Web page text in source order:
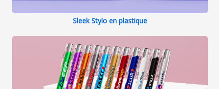
Sleek Stylo en plastique